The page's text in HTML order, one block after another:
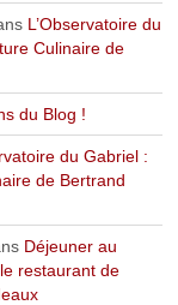
L’Observatoire du
Culinaire de
du Blog !
du Gabriel :
de Bertrand
Déjeuner au
restaurant de